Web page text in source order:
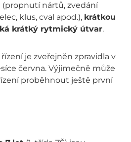
(propnutí nártů, zvedání
klus, cval apod.), krátkou
krátký rytmický útvar.
je zveřejněn zpravidla v
června. Výjimečně může
proběhnout ještě první